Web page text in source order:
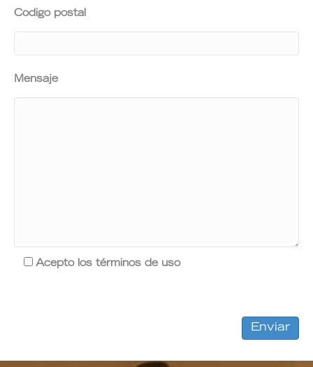
Codigo postal
Mensaje
Acepto los términos de uso